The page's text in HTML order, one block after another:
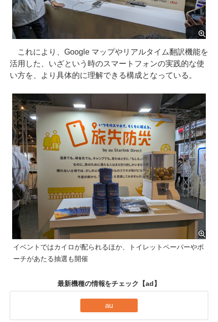
これにより、Google マップやリアルタイム翻訳機能を
活用した、いざという時のスマートフォンの実践的な使
い方を、より具体的に理解できる構成となっている。
イベントではカイロが配られるほか、トイレットペーパーやポ
ーチがあたる抽選も開催
最新機種の情報をチェック 【ad】
au